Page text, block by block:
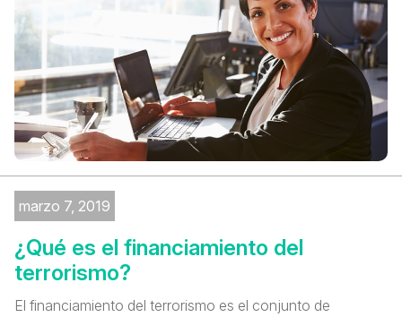
marzo 7, 2019
¿Qué es el financiamiento del
terrorismo?
El financiamiento del terrorismo es el conjunto de